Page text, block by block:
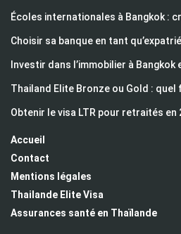
Écoles internationales à Bangkok :
Choisir sa banque en tant
Investir dans l’immobilier à Bangkok
Thailand Elite Bronze ou Gold :
Obtenir le visa LTR pour retraités en
Accueil
Contact
Mentions légales
Thailande Elite Visa
Assurances santé en Thaïlande